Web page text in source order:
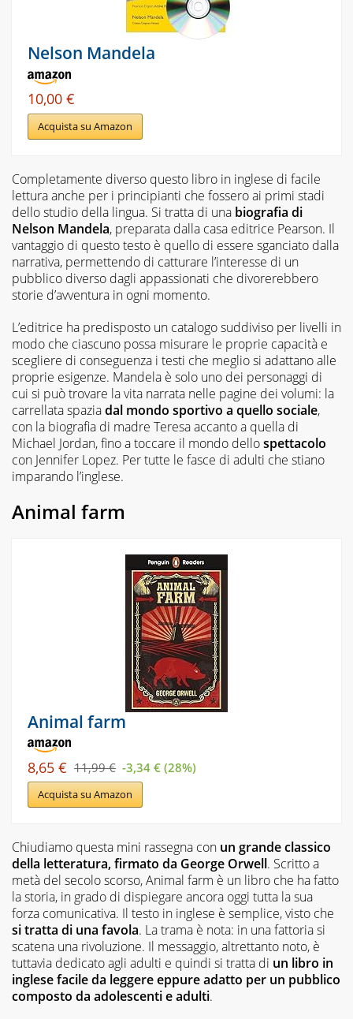
Nelson Mandela
10,00 €
Acquista su Amazon
Completamente diverso questo libro in inglese di facile
lettura anche per i principianti che fossero ai primi stadi
dello studio della lingua. Si tratta di una biografia di
Nelson Mandela, preparata dalla casa editrice Pearson. Il
vantaggio di questo testo è quello di essere sganciato dalla
narrativa, permettendo di catturare l’interesse di un
pubblico diverso dagli appassionati che divorerebbero
storie d’avventura in ogni momento.
L’editrice ha predisposto un catalogo suddiviso per livelli in
modo che ciascuno possa misurare le proprie capacità e
scegliere di conseguenza i testi che meglio si adattano alle
proprie esigenze. Mandela è solo uno dei personaggi di
cui si può trovare la vita narrata nelle pagine dei volumi: la
carrellata spaziadal mondo sportivo a quello sociale,
con la biografia di madre Teresa accanto a quella di
Michael Jordan, fino a toccare il mondo dellospettacolo
con Jennifer Lopez. Per tutte le fasce di adulti che stiano
imparando l’inglese.
Animal farm
Animal farm
8,65 € 11,99 € -3,34 € (28%)
Acquista su Amazon
Chiudiamo questa mini rassegna con un grande classico
della letteratura, firmato da George Orwell. Scritto a
metà del secolo scorso,Animal farm è un libro che ha fatto
la storia, in grado di dispiegare ancora oggi tutta la sua
forza comunicativa. Il testo in inglese è semplice, visto che
si tratta di una favola. La trama è nota: in una fattoria si
scatena una rivoluzione. Il messaggio, altrettanto noto, è
tuttavia dedicato agli adulti e quindi si tratta di un libro in
inglese facile da leggere eppure adatto per un pubblico
composto da adolescenti e adulti.